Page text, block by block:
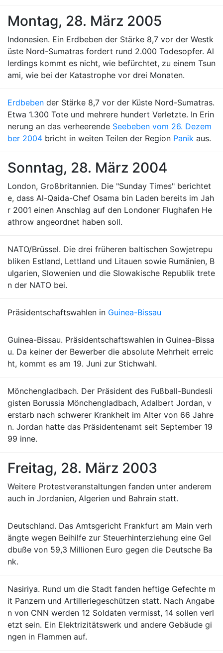
Montag, 28. März 2005
Indonesien. Ein Erdbeben der Stärke 8,7 vor der Westk
üste Nord-Sumatras fordert rund 2.000 Todesopfer. Al
lerdings kommt es nicht, wie befürchtet, zu einem Tsun
ami, wie bei der Katastrophe vor drei Monaten.
Erdbeben der Stärke 8,7 vor der Küste Nord-Sumatras.
Etwa 1.300 Tote und mehrere hundert Verletzte. In Erin
nerung an das verheerende Seebeben vom 26. Dezem
ber 2004 bricht in weiten Teilen der Region Panik aus.
Sonntag, 28. März 2004
London, Großbritannien. Die "Sunday Times" berichtet
e, dass Al-Qaida-Chef Osama bin Laden bereits im Jah
r 2001 einen Anschlag auf den Londoner Flughafen He
athrow angeordnet haben soll.
NATO/Brüssel. Die drei früheren baltischen Sowjetrepu
bliken Estland, Lettland und Litauen sowie Rumänien, B
ulgarien, Slowenien und die Slowakische Republik trete
n der NATO bei.
Präsidentschaftswahlen in Guinea-Bissau
Guinea-Bissau. Präsidentschaftswahlen in Guinea-Bissa
u. Da keiner der Bewerber die absolute Mehrheit erreic
ht, kommt es am 19. Juni zur Stichwahl.
Mönchengladbach. Der Präsident des Fußball-Bundesli
gisten Borussia Mönchengladbach, Adalbert Jordan, v
erstarb nach schwerer Krankheit im Alter von 66 Jahre
n. Jordan hatte das Präsidentenamt seit September 19
99 inne.
Freitag, 28. März 2003
Weitere Protestveranstaltungen fanden unter anderem
auch in Jordanien, Algerien und Bahrain statt.
Deutschland. Das Amtsgericht Frankfurt am Main verh
ängte wegen Beihilfe zur Steuerhinterziehung eine Gel
dbuße von 59,3 Millionen Euro gegen die Deutsche Ba
nk.
Nasiriya. Rund um die Stadt fanden heftige Gefechte m
it Panzern und Artilleriegeschützen statt. Nach Angabe
n von CNN werden 12 Soldaten vermisst, 14 sollen verl
etzt sein. Ein Elektrizitätswerk und andere Gebäude gi
ngen in Flammen auf.